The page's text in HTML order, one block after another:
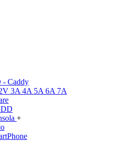
- Caddy
3A 4A 5A 6A 7A
+